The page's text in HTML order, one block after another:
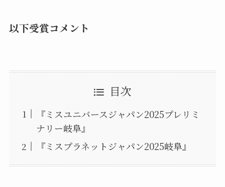
以下受賞コメント
目次
『ミスユニバースジャパン2025プレリミ
ナリー岐阜』
『ミスプラネットジャパン2025岐阜』